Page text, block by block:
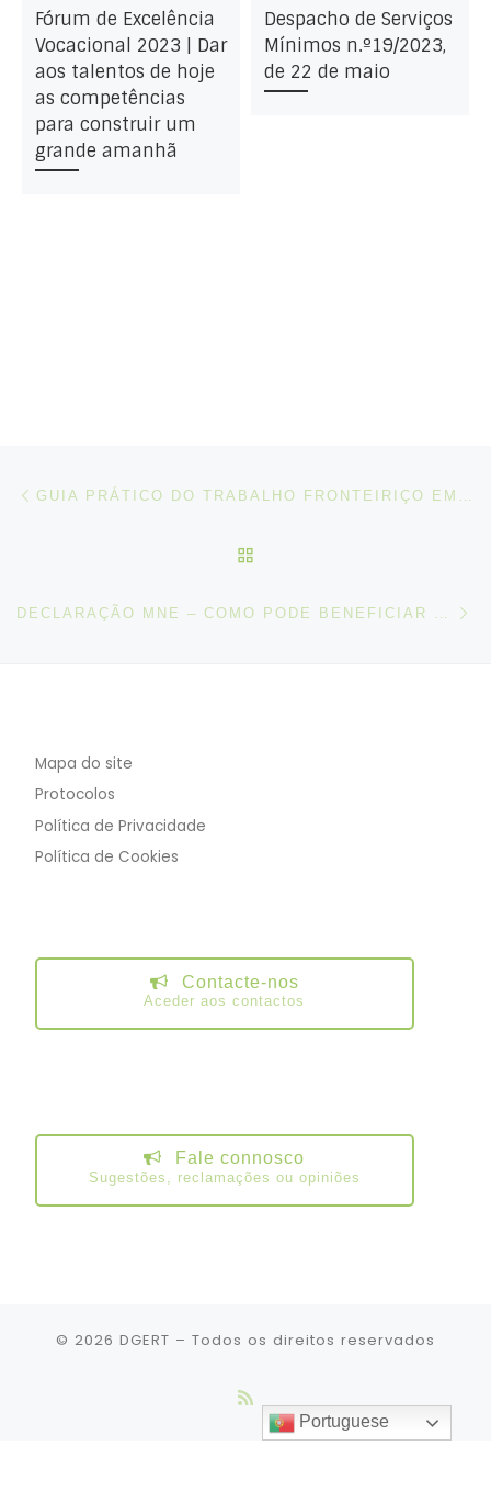
Fórum de Excelência
Vocacional 2023 | Dar
aos talentos de hoje
as competências
para construir um
grande amanhã
Despacho de Serviços
Mínimos n.º19/2023,
de 22 de maio
Post navigation
Mapa do site
Protocolos
Política de Privacidade
Política de Cookies
Contacte-nos
Aceder aos contactos
Fale connosco
Sugestões, reclamações ou opiniões
© 2026 DGERT – Todos os direitos reservados
Portuguese